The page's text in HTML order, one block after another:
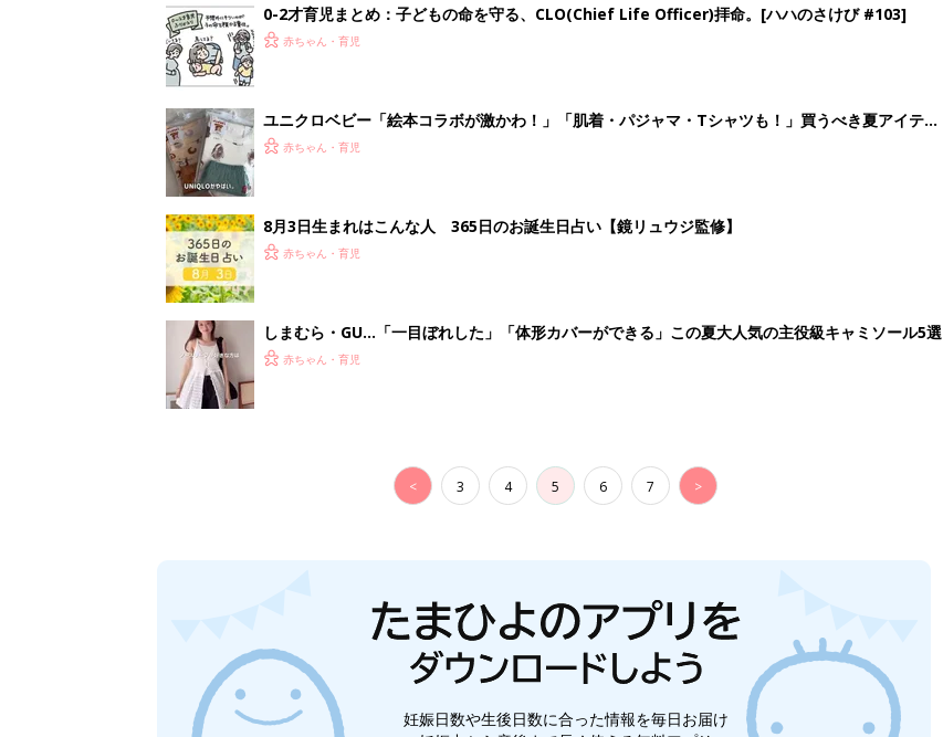
0-2才育児まとめ：子どもの命を守る、CLO(Chief Life Officer)拝命。[ハハのさけび #103]
赤ちゃん・育児
ユニクロベビー「絵本コラボが激かわ！」「肌着・パジャマ・Tシャツも！」買うべき夏アイテム
5選赤ちゃん・育児
8月3日生まれはこんな人 365日のお誕生日占い【鏡リュウジ監修】
赤ちゃん・育児
しまむら・GU…「一目ぼれした」「体形カバーができる」この夏大人気の主役級キャミソール5選
赤ちゃん・育児
< 3 4 5 6 7 >
妊娠日数や生後日数に合った情報を毎日お届け